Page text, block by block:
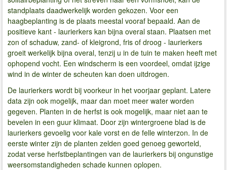
standplaats daadwerkelijk worden gekozen. Voor een
haagbeplanting is de plaats meestal vooraf bepaald. Aan de
positieve kant - laurierkers kan bijna overal staan. Plaatsen met
zon of schaduw, zand- of kleigrond, fris of droog - laurierkers
groeit werkelijk bijna overal, tenzij u in de tuin te maken heeft met
ophopend vocht. Een windscherm is een voordeel, omdat ijzige
wind in de winter de scheuten kan doen uitdrogen.
De laurierkers wordt bij voorkeur in het voorjaar geplant. Latere
data zijn ook mogelijk, maar dan moet meer water worden
gegeven. Planten in de herfst is ook mogelijk, maar niet aan te
bevelen in een guur klimaat. Door zijn wintergroene blad is de
laurierkers gevoelig voor kale vorst en de felle winterzon. In de
eerste winter zijn de planten zelden goed genoeg geworteld,
zodat verse herfstbeplantingen van de laurierkers bij ongunstige
weersomstandigheden schade kunnen oplopen.